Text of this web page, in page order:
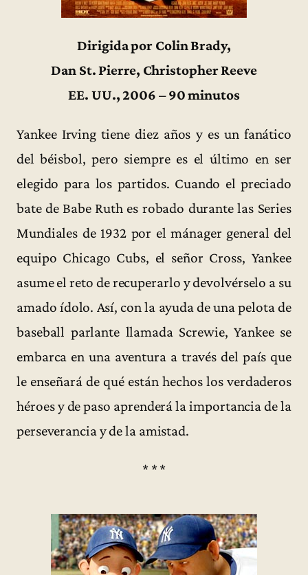
Dirigida por Colin Brady,
Dan St. Pierre, Christopher Reeve
EE. UU., 2006 – 90 minutos
Yankee Irving tiene diez años y es un fanático
del béisbol, pero siempre es el último en ser
elegido para los partidos. Cuando el preciado
bate de Babe Ruth es robado durante las Series
Mundiales de 1932 por el mánager general del
equipo Chicago Cubs, el señor Cross, Yankee
asume el reto de recuperarlo y devolvérselo a su
amado ídolo. Así, con la ayuda de una pelota de
baseball parlante llamada Screwie, Yankee se
embarca en una aventura a través del país que
le enseñará de qué están hechos los verdaderos
héroes y de paso aprenderá la importancia de la
perseverancia y de la amistad.
* * *